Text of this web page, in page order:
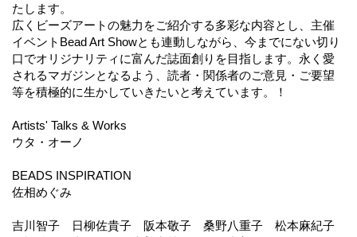
たします。
広くビーズアートの魅力をご紹介する多彩な内容とし、主催
イベントBead Art Showとも連動しながら、今までにない切り
口でオリジナリティに富んだ誌面創りを目指します。永く愛
されるマガジンとなるよう、読者・関係者のご意見・ご要望
等を積極的に生かしていきたいと考えています。！
Artists' Talks & Works
ウタ・オーノ
BEADS INSPIRATION
佐相めぐみ
吉川智子 日柳佐貴子 阪本敬子 桑野八重子 松本麻紀子